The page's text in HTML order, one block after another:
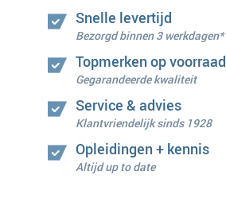
Snelle levertijd
Bezorgd binnen 3 werkdagen*
Topmerken op voorraad
Gegarandeerde kwaliteit
Service & advies
Klantvriendelijk sinds 1928
Opleidingen + kennis
Altijd up to date